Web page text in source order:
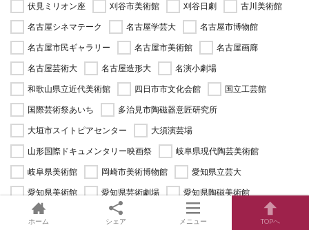
伏見ミリオン座
刈谷市美術館 刈谷日劇
古川美術館
名古屋シネマテーク
名古屋学芸大
名古屋市博物館
名古屋市民ギャラリー
名古屋市美術館
名古屋画廊
名古屋芸術大
名古屋造形大
名演小劇場
和歌山県立近代美術館
四日市市文化会館
国立工芸館
国際芸術祭あいち
多治見市陶磁器意匠研究所
大垣市スイトピアセンター
大須演芸場
山形国際ドキュメンタリー映画祭
岐阜県現代陶芸美術館
岐阜県美術館
岡崎市美術博物館
愛知県立芸大
愛知県美術館
愛知県芸術劇場
愛知県陶磁美術館
愛知芸術文化センター
文化フォーラム春日井
新世紀工芸館
ホーム シェア メニュー TOPへ